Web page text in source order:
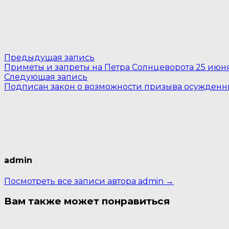
Навигация
по
записям
Предыдущая запись
запись:
Приметы и запреты на Петра Солнцеворота 25
Следующая запись
запись:
Подписан закон о возможности призыва
admin
Посмотреть все записи автора admin →
Вам также может понравиться